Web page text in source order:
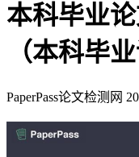
本科毕业
（本科毕
PaperPass论文检测网